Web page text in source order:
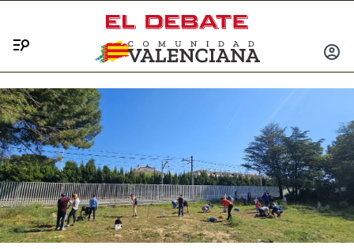
INICIAR